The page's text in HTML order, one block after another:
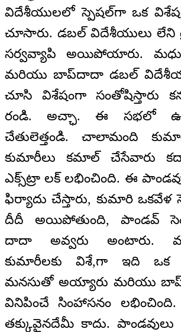
విదేశీయులలో స్పెషల్‌గా ఒక
చూసారు. డబల్ విదేశీయులు లేని
సర్వవ్యాపి అయిపోయారు.
మరియు బాప్‌దాదా డబల్
చూసి విశేషంగా సంతోషిస్తారు
రండి. అచ్ఛా. ఈ సభలో
చేతులెత్తండి. చాలామంది
కుమారీలు కమాల్ చేసేవారు
ఎక్స్‌ట్రా లక్ లభించింది. ఈ
ఫిర్యాదు చేస్తారు, కుమారి ఒకవేళ
దీదీ అయిపోతుంది, పాండవ్
దాదా అవ్వరు అంటారు.
కుమారీలకు విశే,గా ఇది ఒక
మనసుతో అయ్యారు మరియు
వినిపించే సింహాసనం
తక్కువైనదేమీ కాదు.